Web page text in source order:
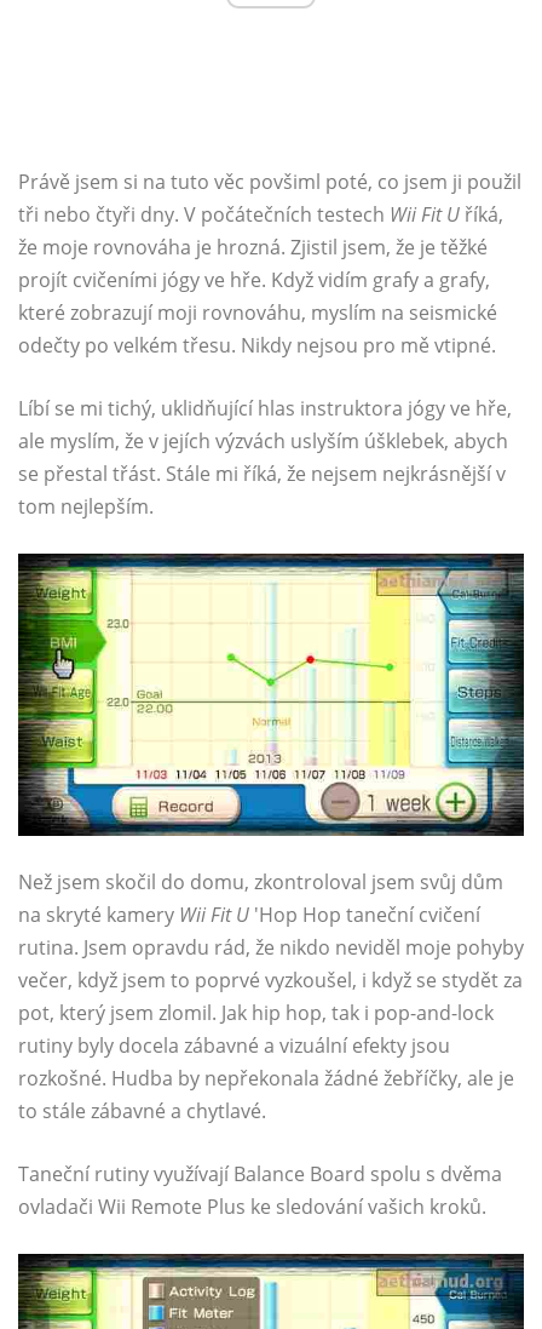
Právě jsem si na tuto věc povšiml poté, co jsem ji použil
tři nebo čtyři dny. V počátečních testech Wii Fit U říká,
že moje rovnováha je hrozná. Zjistil jsem, že je těžké
projít cvičeními jógy ve hře. Když vidím grafy a grafy,
které zobrazují moji rovnováhu, myslím na seismické
odečty po velkém třesu. Nikdy nejsou pro mě vtipné.
Líbí se mi tichý, uklidňující hlas instruktora jógy ve hře,
ale myslím, že v jejích výzvách uslyším úšklebek, abych
se přestal třást. Stále mi říká, že nejsem nejkrásnější v
tom nejlepším.
Než jsem skočil do domu, zkontroloval jsem svůj dům
na skryté kamery Wii Fit U 'Hop Hop taneční cvičení
rutina. Jsem opravdu rád, že nikdo neviděl moje pohyby
večer, když jsem to poprvé vyzkoušel, i když se stydět za
pot, který jsem zlomil. Jak hip hop, tak i pop-and-lock
rutiny byly docela zábavné a vizuální efekty jsou
rozkošné. Hudba by nepřekonala žádné žebříčky, ale je
to stále zábavné a chytlavé.
Taneční rutiny využívají Balance Board spolu s dvěma
ovladači Wii Remote Plus ke sledování vašich kroků.